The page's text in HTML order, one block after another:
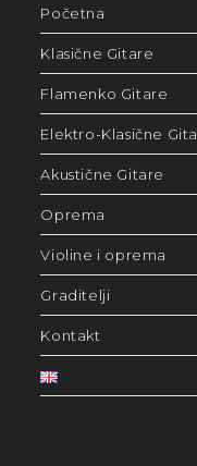
Početna
Klasične Gitare
Flamenko Gitare
Elektro-Klasične
Akustične Gitare
Oprema
Violine i oprema
Graditelji
Kontakt